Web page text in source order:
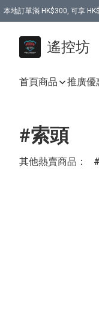
本地訂單滿 HK$300, 可享
遙控坊
首頁商品 推廣優
#索頭
其他熱賣商品：